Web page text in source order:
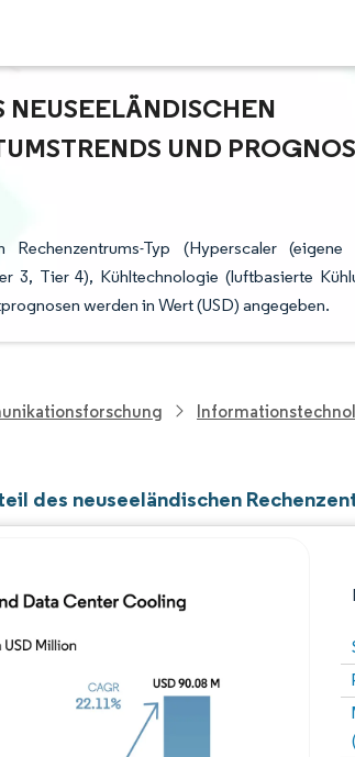
R
UND
Typ (Hyperscaler (eigene
3, Tier 4), Kühltechnologie (luftbasierte
werden in Wert (USD) angegeben.
des neuseeländischen